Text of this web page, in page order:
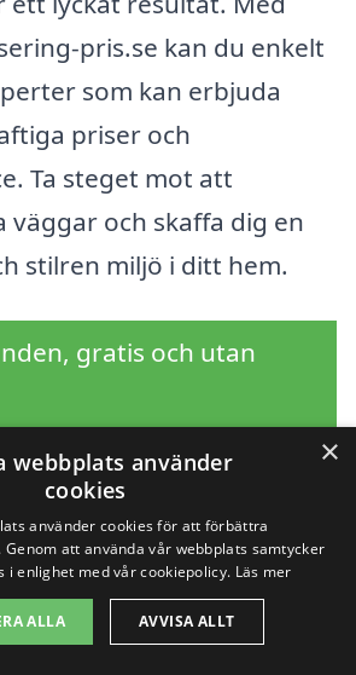
pris.se kan du enkelt
som kan erbjuda
priser och
Ta steget mot att
väggar och skaffa dig en
stilren miljö i ditt hem.
gratis och utan
en
för
i andra
×
webbplats använder
cookies
använder cookies för att förbättra
att använda vår webbplats samtycker
i enlighet med vår cookiepolicy. Läs mer
ALLA AVVISA ALLT